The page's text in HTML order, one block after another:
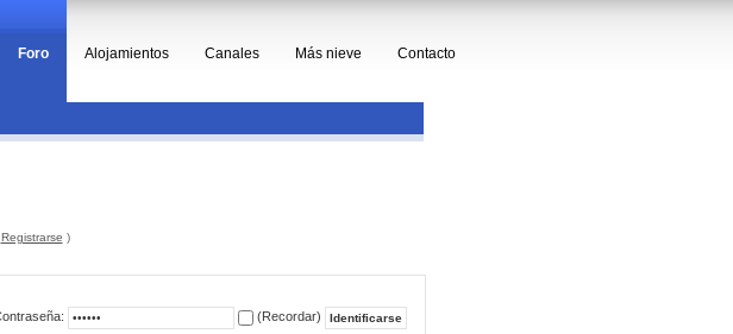
Foro Alojamientos Canales Más nieve Contacto
Registrarse )
(Recordar)